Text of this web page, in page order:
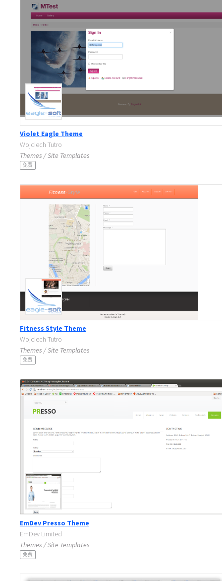
Violet Eagle Theme
Wojciech Tutro
Themes / Site Templates
免费
Fitness Style Theme
Wojciech Tutro
Themes / Site Templates
免费
EmDev Presso Theme
EmDev Limited
Themes / Site Templates
免费